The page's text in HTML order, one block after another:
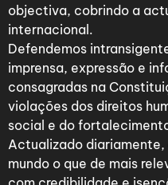
objectiva, cobrindo a
internacional.
Defendemos
imprensa, expressão e
consagradas na
violações dos direitos
social e do
Actualizado diariamente,
mundo o que de mais